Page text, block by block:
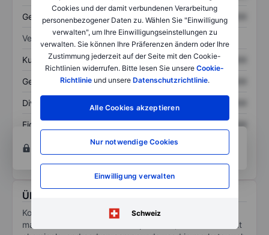
Cookies und der damit verbundenen Verarbeitung
personenbezogener Daten zu. Wählen Sie "Einwilligung
verwalten", um Ihre Einwilligungseinstellungen zu
verwalten. Sie können Ihre Präferenzen ändern oder Ihre
Zustimmung jederzeit auf der Seite mit den Cookie-
Richtlinien widerrufen. Bitte lesen Sie unsere Cookie-
Richtlinieund unsere Datenschutzrichtlinie.
Alle Cookies akzeptieren
Nur notwendige Cookies
Einwilligung verwalten
Schweiz
Gesamtschulden XXXXXXX XXXXXXX
Verhältnisse
Kurs/Umsatz XXXXXXX XXXXXXX
Gewinn je Aktie XXXXXXX XXXXXXX
Dividende je Aktie XXXXXXX
Eigenkapitalrendite
XXXXXXX
Konto eröffnenum Zugriff auf mehr Diagramm-
und Analyse-Tools zu erhalten.
Über Koppers Holdings Inc.
Koppers Holdings Inc through its subsidiaries,
manufactures and sells wood products, wood treatment